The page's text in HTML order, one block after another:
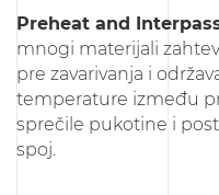
Preheat and
mnogi materijali
pre zavarivanja i
temperature između
sprečile pukotine i
spoj.